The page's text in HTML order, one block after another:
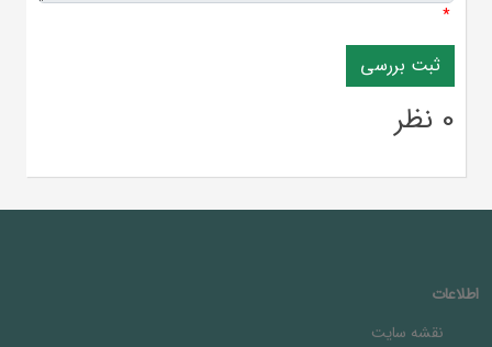
*
0 نظر
اطلاعات
نقشه سایت